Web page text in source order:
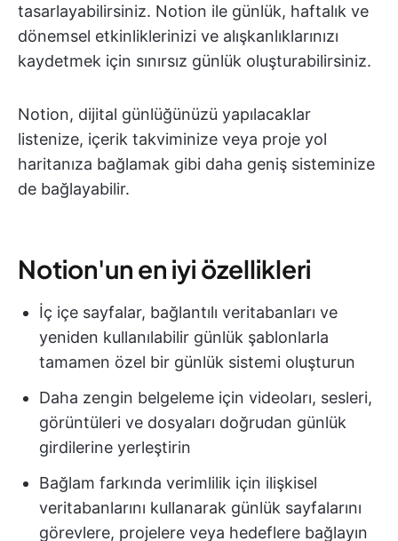
tasarlayabilirsiniz. Notion ile günlük, haftalık ve
dönemsel etkinliklerinizi ve alışkanlıklarınızı
kaydetmek için sınırsız günlük oluşturabilirsiniz.
Notion, dijital günlüğünüzü yapılacaklar
listenize, içerik takviminize veya proje yol
haritanıza bağlamak gibi daha geniş sisteminize
de bağlayabilir.
Notion'un en iyi özellikleri
İç içe sayfalar, bağlantılı veritabanları ve
yeniden kullanılabilir günlük şablonlarla
tamamen özel bir günlük sistemi oluşturun
Daha zengin belgeleme için videoları, sesleri,
görüntüleri ve dosyaları doğrudan günlük
girdilerine yerleştirin
Bağlam farkında verimlilik için ilişkisel
veritabanlarını kullanarak günlük sayfalarını
görevlere, projelere veya hedeflere bağlayın